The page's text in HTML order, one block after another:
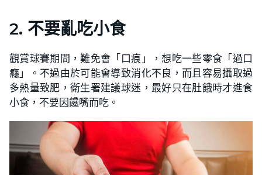
2. 不要亂吃小食
觀賞球賽期間，難免會「口痕」，想吃一些零食「過口
癮」。不過由於可能會導致消化不良，而且容易攝取過
多熱量致肥，衛生署建議球迷，最好只在肚餓時才進食
小食，不要因饞嘴而吃。